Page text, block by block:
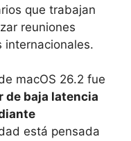
que trabajan
reuniones
internacionales.
macOS 26.2 fue
de baja latencia
está pensada